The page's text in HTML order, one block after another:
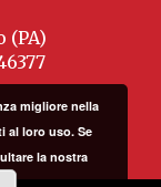
(PA)
migliore nella
al loro uso. Se
la nostra